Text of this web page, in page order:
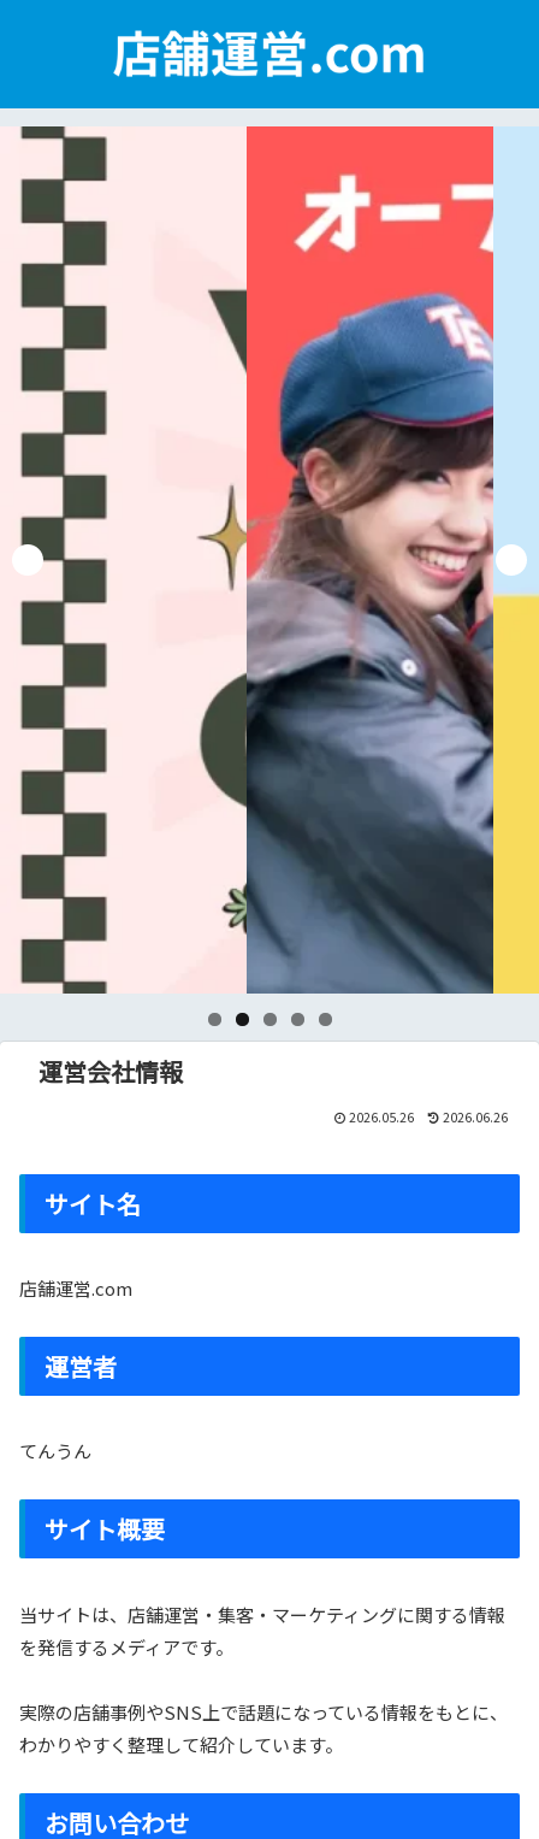
運営会社情報
2026.05.26 2026.06.26
サイト名
店舗運営.com
運営者
てんうん
サイト概要
当サイトは、店舗運営・集客・マーケティングに関する情報
を発信するメディアです。
実際の店舗事例やSNS上で話題になっている情報をもとに、
わかりやすく整理して紹介しています。
お問い合わせ